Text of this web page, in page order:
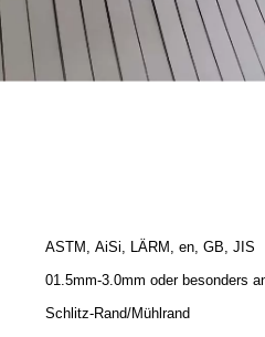
ASTM, AiSi, LÄRM, en, GB, JIS
01.5mm-3.0mm oder besonders
Schlitz-Rand/Mühlrand